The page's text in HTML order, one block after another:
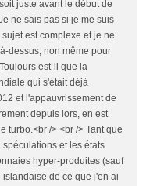
juste avant le début de
ne sais pas si je me suis
est complexe et je ne
dessus, non même pour
est-il que la
qui s'était déjà
et l'appauvrissement de
depuis lors, en est
turbo.<br /> <br /> Tant que
et les états
hyper-produites (sauf
islandaise de ce que j'en ai